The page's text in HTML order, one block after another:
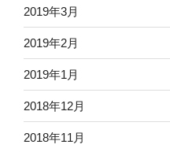
2019年3月
2019年2月
2019年1月
2018年12月
2018年11月